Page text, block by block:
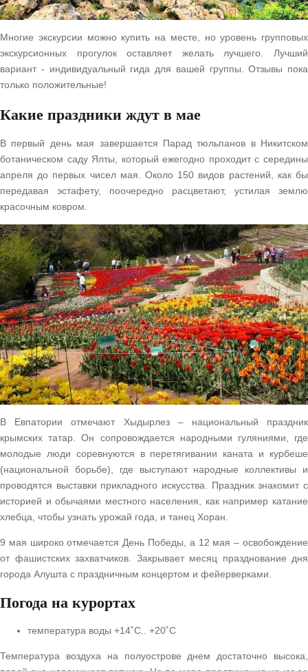
Многие экскурсии можно купить на месте, но уровень групповых
экскурсионных прогулок оставляет желать лучшего. Лучший
вариант - индивидуальный гида для вашей группы. Отзывы пока
только положительные!
Какие праздники ждут в мае
В первый день мая завершается Парад тюльпанов в Никитском
ботаническом саду Ялты, который ежегодно проходит с середины
апреля до первых чисел мая. Около 150 видов растений, как бы
передавая эстафету, поочередно расцветают, устилая землю
красочным ковром.
В Евпатории отмечают Хыдырлез – национальный праздник
крымских татар. Он сопровождается народными гуляниями, где
молодые люди соревнуются в перетягивании каната и курбеше
(национальной борьбе), где выступают народные коллективы и
проводятся выставки прикладного искусства. Праздник знакомит с
историей и обычаями местного населения, как например катание
хлебца, чтобы узнать урожай года, и танец Хоран.
9 мая широко отмечается День Победы, а 12 мая – освобождение
от фашистских захватчиков. Закрывает месяц празднование дня
города Алушта с праздничным концертом и фейерверками.
Погода на курортах
температура воды +14˚С.. +20˚С
Температура воздуха на полуострове днем достаточно высока,